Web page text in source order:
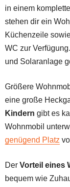
in einem
stehen dir ein
Küchenzeile
WC zur
und Solaranlage
Größere
eine große
Kindern gibt es
Wohnmobil
genügend Platz
Der Vorteil eines
bequem wie